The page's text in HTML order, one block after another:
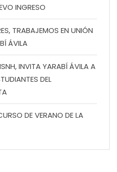
INGRESO
TRABAJEMOS EN UNIÓN
ÁVILA
INVITA YARABÍ ÁVILA A
DEL
DE VERANO DE LA